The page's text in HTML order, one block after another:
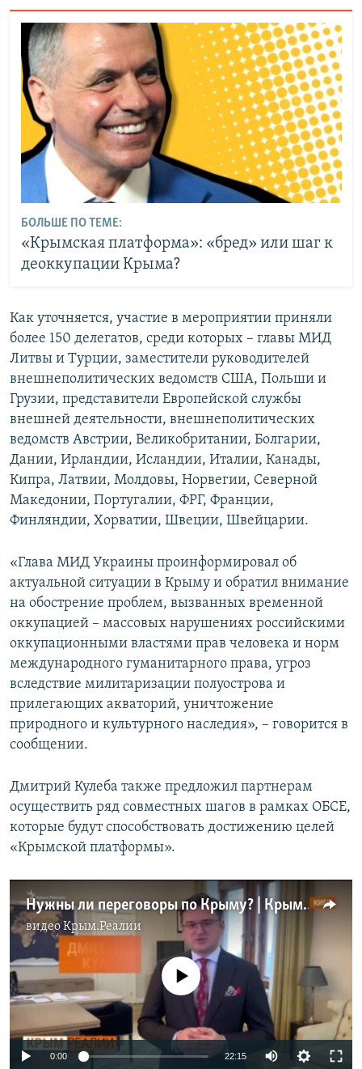
БОЛЬШЕ ПО ТЕМЕ:
«Крымская платформа»: «бред» или шаг к
деоккупации Крыма?
Как уточняется, участие в мероприятии приняли
более 150 делегатов, среди которых – главы МИД
Литвы и Турции, заместители руководителей
внешнеполитических ведомств США, Польши и
Грузии, представители Европейской службы
внешней деятельности, внешнеполитических
ведомств Австрии, Великобритании, Болгарии,
Дании, Ирландии, Исландии, Италии, Канады,
Кипра, Латвии, Молдовы, Норвегии, Северной
Македонии, Португалии, ФРГ, Франции,
Финляндии, Хорватии, Швеции, Швейцарии.
«Глава МИД Украины проинформировал об
актуальной ситуации в Крыму и обратил внимание
на обострение проблем, вызванных временной
оккупацией – массовых нарушениях российскими
оккупационными властями прав человека и норм
международного гуманитарного права, угроз
вследствие милитаризации полуострова и
прилегающих акваторий, уничтожение
природного и культурного наследия», – говорится в
сообщении.
Дмитрий Кулеба также предложил партнерам
осуществить ряд совместных шагов в рамках ОБСЕ,
которые будут способствовать достижению целей
«Крымской платформы».
Нужны ли переговоры по Крыму? | Крым.Реалии ТВ (видео)
видеоКрым.Реалии
No media source currently available
0:00 22:15